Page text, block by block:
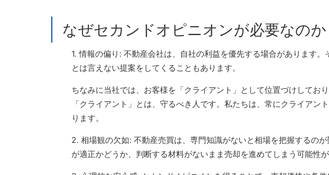
なぜセカンドオピニオンが必要なのか
1. 情報の偏り: 不動産会社は、自社の利益を優先する場合があります
とは言えない提案をしてくることもあります。
ちなみに当社では、お客様を「クライアント」として位置づけしており
「クライアント」とは、守るべき人です。私たちは、常にクライアン
ります。
2. 相場観の欠如: 不動産売買は、専門知識がないと相場を把握するの
が適正かどうか、判断する材料がないまま売却を進めてしまう可能性が